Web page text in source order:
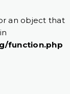
an object that
function.php